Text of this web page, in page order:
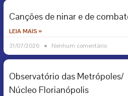
Canções de ninar e de
LEIA MAIS »
31/07/2026
Nenhum comentário
Observatório das Metrópoles/
Núcleo Florianópolis